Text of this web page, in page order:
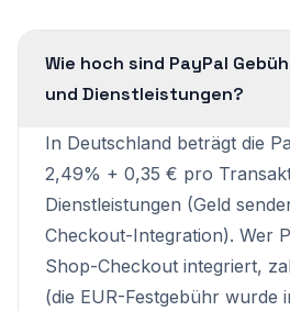
Wie hoch sind PayPal
und Dienstleistungen?
In Deutschland beträgt die
2,49% + 0,35 € pro
Dienstleistungen (Geld
Checkout-Integration). Wer
Shop-Checkout integriert,
(die EUR-Festgebühr wurde